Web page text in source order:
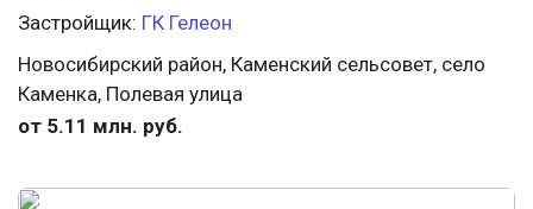
Застройщик: ГК Гелеон
Новосибирский район, Каменский сельсовет, село
Каменка, Полевая улица
от 5.11 млн. руб.